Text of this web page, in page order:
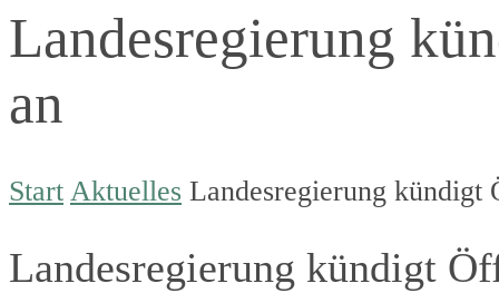
Landesregierung
an
Start Aktuelles Landesregierung kündigt
Landesregierung kündigt